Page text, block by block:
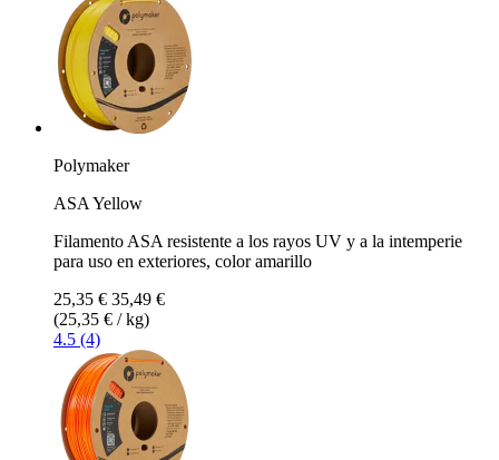
Polymaker
ASA Yellow
Filamento ASA resistente a los rayos UV y a la intemperie
para uso en exteriores, color amarillo
25,35 € 35,49 €
(25,35 € / kg)
4.5 (4)